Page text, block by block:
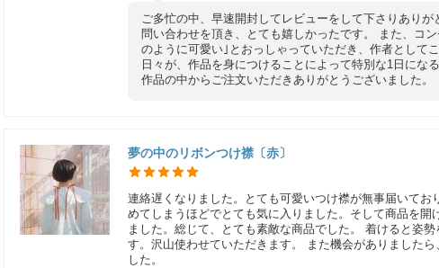
ご多忙の中、早速開封してレビューをして下さりあり
問い合わせを頂き、とても嬉しかったです。 また、コ
のように可愛い｣とおっしゃっていただき、作者として
日々が、作品を身につけることによって特別な1日にな
作品の中からご注文いただきありがとうございました
夢の中のリボンつけ襟〔赤〕
連絡遅くなりました。とても可愛いつけ襟が無事届いて
めてしまうほどでとても気に入りました。そして商品を
ました。総じて、とても素敵な商品でした。 着けると姿
す。沢山使わせていただきます。 また機会がありました
した。